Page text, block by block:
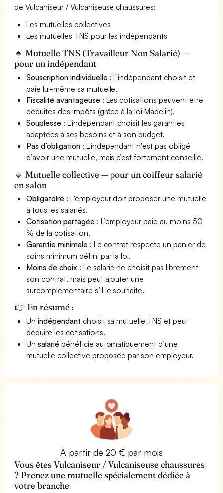
de Vulcaniseur / Vulcaniseuse chaussures:
Les mutuelles collectives
Les mutuelles TNS pour les indépendants
🔹 Mutuelle TNS (Travailleur Non Salarié) —
pour un indépendant
Souscription individuelle : L'indépendant choisit et
paie lui-même sa mutuelle.
Fiscalité avantageuse : Les cotisations peuvent être
déduites des impôts (grâce à la loi Madelin).
Souplesse : L'indépendant choisit les garanties
adaptées à ses besoins et à son budget.
Pas d’obligation : L'indépendant n'est pas obligé
d’avoir une mutuelle, mais c’est fortement conseillé.
🔹 Mutuelle collective — pour un coiffeur salarié
en salon
Obligatoire : L’employeur doit proposer une mutuelle
à tous les salariés.
Cotisation partagée : L’employeur paie au moins 50
% de la cotisation.
Garantie minimale : Le contrat respecte un panier de
soins minimum défini par la loi.
Moins de choix : Le salarié ne choisit pas librement
son contrat, mais peut ajouter une
surcomplémentaire s’il le souhaite.
👉 En résumé :
Unindépendant choisit sa mutuelle TNS et peut
déduire les cotisations.
Unsalarié bénéficie automatiquement d’une
mutuelle collective proposée par son employeur.
À partir de 20 € par mois
Vous êtes Vulcaniseur / Vulcaniseuse chaussures
? Prenez une mutuelle spécialement dédiée à
votre branche